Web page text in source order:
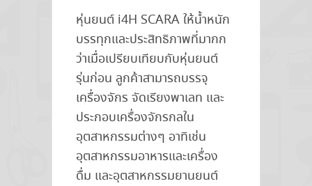
พุ่ง
สูง
กว่า
350,000
ตัว
ในปี
2573
หุ่นยนต์ i4H SCARA ให้น้ำหนัก
บรรทุกและประสิทธิภาพที่มากก
ว่าเมื่อเปรียบเทียบกับหุ่นยนต์
รุ่นก่อน ลูกค้าสามารถบรรจุ
เครื่องจักร จัดเรียงพาเลท และ
ประกอบเครื่องจักรกลใน
อุตสาหกรรมต่างๆ อาทิเช่น
อุตสาหกรรมอาหารและเครื่อง
ดื่ม และอุตสาหกรรมยานยนต์